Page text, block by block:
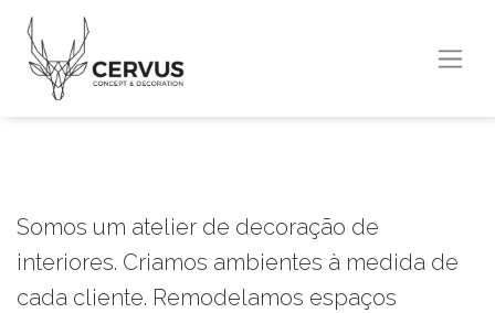
Somos um atelier de decoração de
interiores. Criamos ambientes à medida de
cada cliente. Remodelamos espaços